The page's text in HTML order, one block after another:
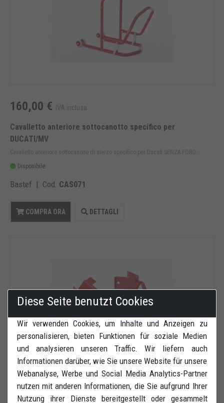
160,00 € IVA inclusa
Cavalletto anteriore sottocanotto specifico per
DUCATI/MV
Cavalletto anteriore sottocanotto di sterzo specifico per Ducati SENZA FORO ...
Disponibile
Bastef | Cod. CAS071
COMPRA ORA DETTAGLI
120,00 €IVA inclusa
Diese Seite benutzt Cookies
Wir verwenden Cookies, um Inhalte und Anzeigen zu
personalisieren, bieten Funktionen für soziale Medien
und analysieren unseren Traffic. Wir liefern auch
Informationen darüber, wie Sie unsere Website für unsere
Webanalyse, Werbe und Social Media Analytics-Partner
nutzen mit anderen Informationen, die Sie aufgrund Ihrer
Nutzung ihrer Dienste bereitgestellt oder gesammelt